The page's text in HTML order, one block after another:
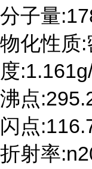
分子量
物化性质:
度
沸点
闪点
折射率